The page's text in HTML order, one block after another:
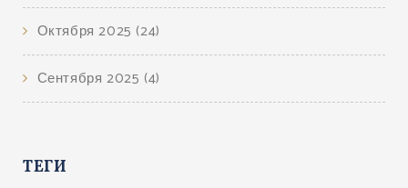
Октября 2025 (24)
Сентября 2025 (4)
ТЕГИ